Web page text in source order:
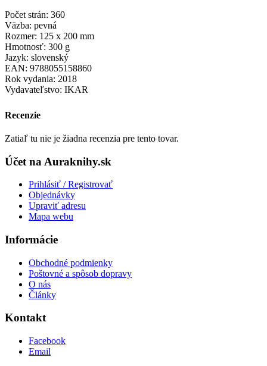
Počet strán: 360
Väzba: pevná
Rozmer: 125 x 200 mm
Hmotnosť: 300 g
Jazyk: slovenský
EAN: 9788055158860
Rok vydania: 2018
Vydavateľstvo: IKAR
Recenzie
Zatiaľ tu nie je žiadna recenzia pre tento tovar.
Účet na Auraknihy.sk
Prihlásiť / Registrovať
Objednávky
Upraviť adresu
Mapa webu
Informácie
Obchodné podmienky
Poštovné a spôsob dopravy
O nás
Články
Kontakt
Facebook
Email